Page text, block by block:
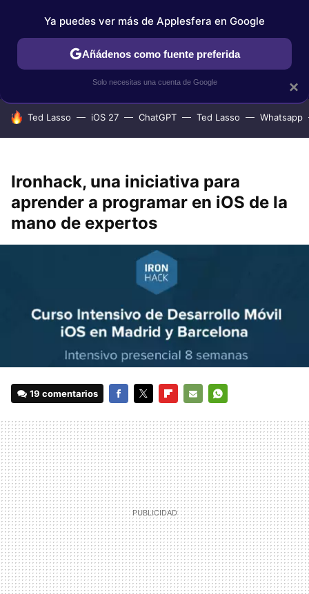
IPHONE TUTORIALES APPLESFERA SELECCIÓN
HOY SE HABLA DE
Ted Lasso iOS 27 ChatGPT Ted Lasso Whatsapp
Ironhack, una iniciativa para
aprender a programar en iOS de la
mano de expertos
19 comentarios
MAIL
×
Ya puedes ver más de Applesfera en Google
Añádenos como fuente preferida
Solo necesitas una cuenta de Google